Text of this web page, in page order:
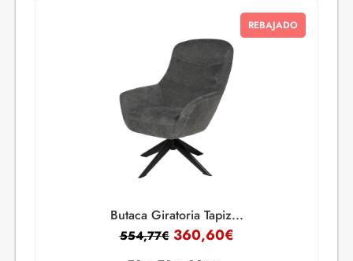
REBAJADO
Butaca Giratoria Tapiz...
554,77€ 360,60€